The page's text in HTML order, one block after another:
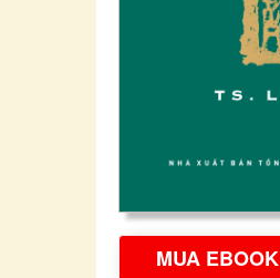
MUA EBOOK